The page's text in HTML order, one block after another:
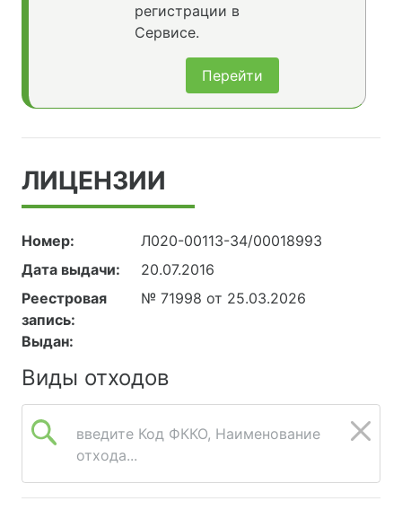
регистрации в
Сервисе.
Перейти
ЛИЦЕНЗИИ
Номер:
Л020-00113-34/00018993
Дата выдачи:
20.07.2016
Реестровая
запись:
№ 71998 от 25.03.2026
Выдан:
Виды отходов
введите Код ФККО, Наименование
отхода...